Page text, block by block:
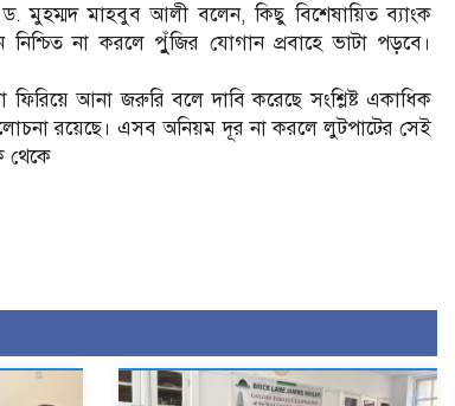
ড. মুহম্মদ মাহবুব আলী বলেন, কিছু বিশেষায়িত ব্যাংক
না করলে পুুঁজির যোগান প্রবাহে ভাটা পড়বে।
ফিরিয়ে আনা জরুরি বলে দাবি করেছে সংশ্লিষ্ট একাধিক
রয়েছে। এসব অনিয়ম দূর না করলে লুটপাটের সেই
থেকে